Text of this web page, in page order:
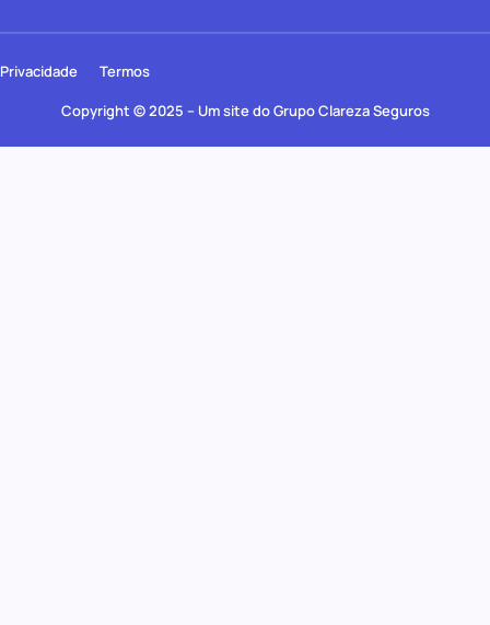
Copyright © 2025 – Um site do Grupo Clareza Seguros
Privacidade Termos